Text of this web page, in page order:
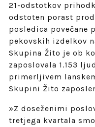
21-odstotkov
odstoten porast
posledica povečane
pekovskih izdelkov
Skupina Žito je ob
zaposlovala 1.153
primerljivem
Skupini Žito
»Z doseženimi
tretjega kvartala